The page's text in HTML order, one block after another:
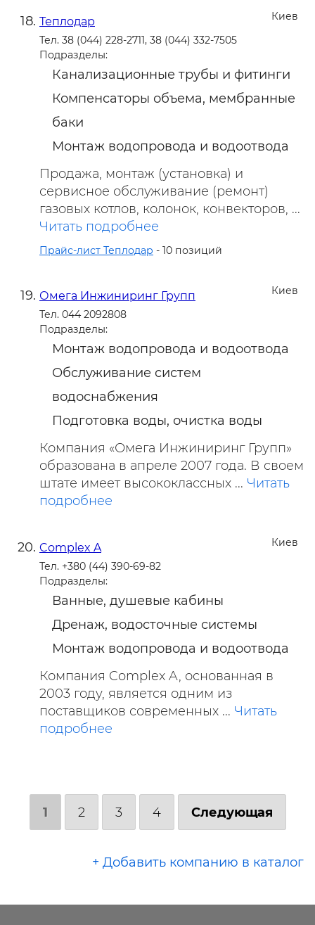
Киев
Теплодар
Тел. 38 (044) 228-2711, 38 (044) 332-7505
Подразделы:
Канализационные трубы и фитинги
Компенсаторы объема, мембранные
баки
Монтаж водопровода и водоотвода
Продажа, монтаж (установка) и
сервисное обслуживание (ремонт)
газовых котлов, колонок, конвекторов, ...
Читать подробнее
Прайс-лист Теплодар - 10 позиций
Киев
Омега Инжиниринг Групп
Тел. 044 2092808
Подразделы:
Монтаж водопровода и водоотвода
Обслуживание систем
водоснабжения
Подготовка воды, очистка воды
Компания «Омега Инжиниринг Групп»
образована в апреле 2007 года. В своем
штате имеет высококлассных ... Читать
подробнее
Киев
Complex A
Тел. +380 (44) 390-69-82
Подразделы:
Ванные, душевые кабины
Дренаж, водосточные системы
Монтаж водопровода и водоотвода
Компания Complex A, основанная в
2003 году, является одним из
поставщиков современных ... Читать
подробнее
1 2 3 4 Следующая
+ Добавить компанию в каталог